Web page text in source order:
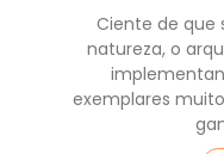
Ciente de que
natureza, o
exemplares